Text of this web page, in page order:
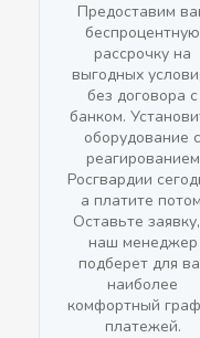
Предоставим
беспроцентную
рассрочку на
выгодных
без договора с
банком.
оборудование с
реагированием
Росгвардии
а платите
Оставьте
наш менеджер
подберет для
наиболее
комфортный
платежей.